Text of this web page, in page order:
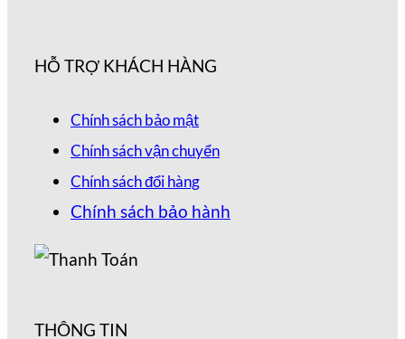
HỖ TRỢ KHÁCH HÀNG
Chính sách bảo mật
Chính sách vận chuyển
Chính sách đổi hàng
Chính sách bảo hành
THÔNG TIN